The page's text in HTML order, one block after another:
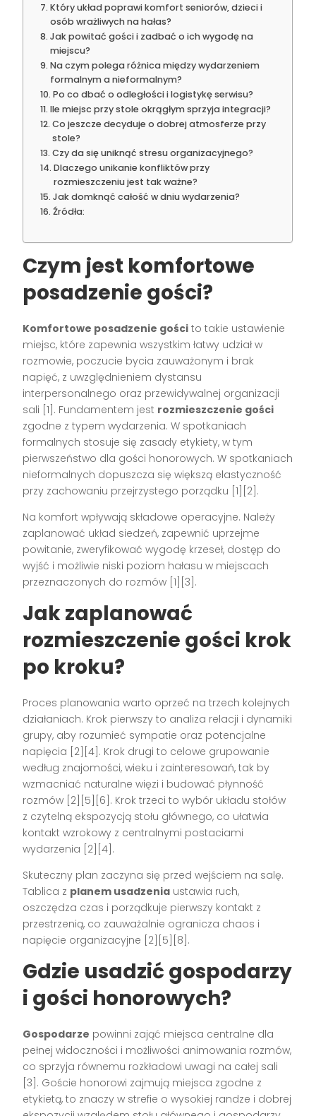
Który układ poprawi komfort seniorów, dzieci i
osób wrażliwych na hałas?
Jak powitać gości i zadbać o ich wygodę na
miejscu?
Na czym polega różnica między wydarzeniem
formalnym a nieformalnym?
Po co dbać o odległości i logistykę serwisu?
Ile miejsc przy stole okrągłym sprzyja integracji?
Co jeszcze decyduje o dobrej atmosferze przy
stole?
Czy da się uniknąć stresu organizacyjnego?
Dlaczego unikanie konfliktów przy
rozmieszczeniu jest tak ważne?
Jak domknąć całość w dniu wydarzenia?
Źródła:
Czym jest komfortowe
posadzenie gości?
Komfortowe posadzenie gości to takie ustawienie
miejsc, które zapewnia wszystkim łatwy udział w
rozmowie, poczucie bycia zauważonym i brak
napięć, z uwzględnieniem dystansu
interpersonalnego oraz przewidywalnej organizacji
sali [1]. Fundamentem jest rozmieszczenie gości
zgodne z typem wydarzenia. W spotkaniach
formalnych stosuje się zasady etykiety, w tym
pierwszeństwo dla gości honorowych. W spotkaniach
nieformalnych dopuszcza się większą elastyczność
przy zachowaniu przejrzystego porządku [1][2].
Na komfort wpływają składowe operacyjne. Należy
zaplanować układ siedzeń, zapewnić uprzejme
powitanie, zweryfikować wygodę krzeseł, dostęp do
wyjść i możliwie niski poziom hałasu w miejscach
przeznaczonych do rozmów [1][3].
Jak zaplanować
rozmieszczenie gości krok
po kroku?
Proces planowania warto oprzeć na trzech kolejnych
działaniach. Krok pierwszy to analiza relacji i dynamiki
grupy, aby rozumieć sympatie oraz potencjalne
napięcia [2][4]. Krok drugi to celowe grupowanie
według znajomości, wieku i zainteresowań, tak by
wzmacniać naturalne więzi i budować płynność
rozmów [2][5][6]. Krok trzeci to wybór układu stołów
z czytelną ekspozycją stołu głównego, co ułatwia
kontakt wzrokowy z centralnymi postaciami
wydarzenia [2][4].
Skuteczny plan zaczyna się przed wejściem na salę.
Tablica z planem usadzenia ustawia ruch,
oszczędza czas i porządkuje pierwszy kontakt z
przestrzenią, co zauważalnie ogranicza chaos i
napięcie organizacyjne [2][5][8].
Gdzie usadzić gospodarzy
i gości honorowych?
Gospodarze powinni zająć miejsca centralne dla
pełnej widoczności i możliwości animowania rozmów,
co sprzyja równemu rozkładowi uwagi na całej sali
[3]. Goście honorowi zajmują miejsca zgodne z
etykietą, to znaczy w strefie o wysokiej randze i dobrej